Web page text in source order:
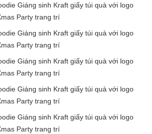
Giáng sinh Kraft giấy túi quà với logo
Party trang trí
Giáng sinh Kraft giấy túi quà với logo
Party trang trí
Giáng sinh Kraft giấy túi quà với logo
Party trang trí
Giáng sinh Kraft giấy túi quà với logo
Party trang trí
Giáng sinh Kraft giấy túi quà với logo
Party trang trí